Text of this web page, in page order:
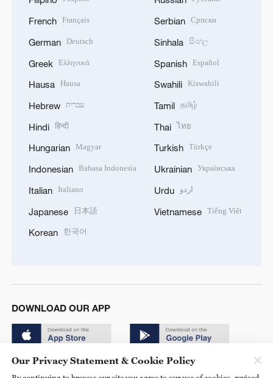
French Français
German Deutsch
Greek Ελληνικά
Hausa Hausa
Hebrew עברית
Hindi हिन्दी
Hungarian Magyar
Indonesian Bahasa Indonesia
Italian Italiano
Japanese 日本語
Korean 한국어
Serbian Српски
Sinhala සිංහල
Spanish Español
Swahili Kiswahili
Tamil தமிழ்
Thai ไทย
Turkish Türkçe
Ukrainian Українська
Urdu اردو
Vietnamese Tiếng Việt
DOWNLOAD OUR APP
Our Privacy Statement & Cookie Policy